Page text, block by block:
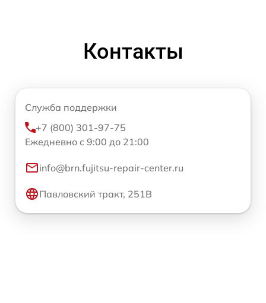
Контакты
Служба поддержки
+7 (800) 301-97-75
Ежедневно с 9:00 до 21:00
info@brn.fujitsu-repair-center.ru
Павловский тракт, 251В